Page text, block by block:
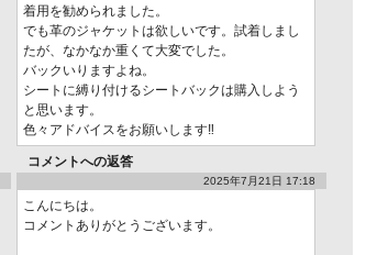
着用を勧められました。
でも革のジャケットは欲しいです。試着しまし
たが、なかなか重くて大変でした。
バックいりますよね。
シートに縛り付けるシートバックは購入しよう
と思います。
色々アドバイスをお願いします‼️
コメントへの返答
2025年7月21日 17:18
こんにちは。
コメントありがとうございます。